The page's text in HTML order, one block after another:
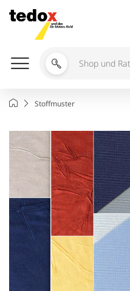
Inhalt
springen
Shop
Ratgeber
StartseiteStoffmuster